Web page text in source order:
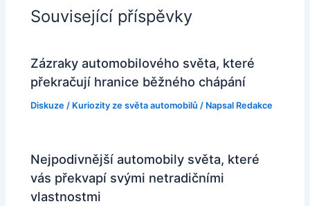
Související příspěvky
Zázraky automobilového světa, které
překračují hranice běžného chápání
Diskuze / Kuriozity ze světa automobilů / Napsal Redakce
Nejpodivnější automobily světa, které
vás překvapí svými netradičními
vlastnostmi